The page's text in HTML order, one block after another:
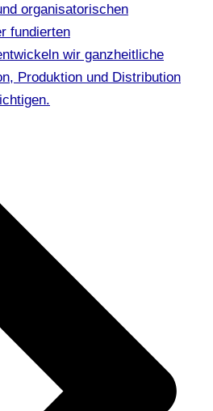
organisatorischen
fundierten
wir ganzheitliche
Produktion und Distribution